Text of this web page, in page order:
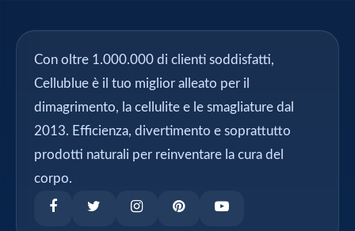
Con oltre 1.000.000 di clienti soddisfatti,
Cellublue è il tuo miglior alleato per il
dimagrimento, la cellulite e le smagliature dal
2013. Efficienza, divertimento e soprattutto
prodotti naturali per reinventare la cura del
corpo.